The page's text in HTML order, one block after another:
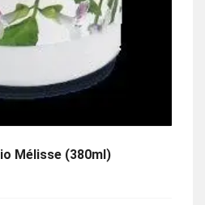
Mélisse (380ml)